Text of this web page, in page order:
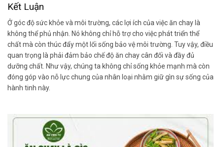
Kết Luận
Ở góc độ sức khỏe và môi trường, các lợi ích của việc ăn chay là
không thể phủ nhận. Nó không chỉ hỗ trợ cho việc phát triển thể
chất mà còn thúc đẩy một lối sống bảo vệ môi trường. Tuy vậy, điều
quan trọng là phải đảm bảo chế độ ăn chay cân đối và đầy đủ
dưỡng chất. Như vậy, chúng ta không chỉ sống khỏe mạnh mà còn
đóng góp vào nỗ lực chung của nhân loại nhằm giữ gìn sự sống của
hành tinh này.